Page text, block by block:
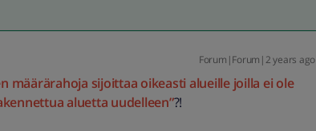
Forum|Forum|2 years ago
määrärahoja sijoittaa oikeasti alueille joilla ei ole
aluetta uudelleen”?!